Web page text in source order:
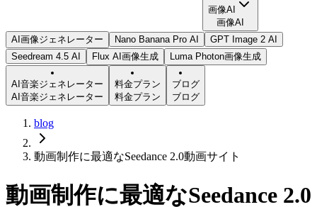
画像AI
画像AI
AI画像ジェネレーター
Nano Banana Pro AI
GPT Image 2 AI
Seedream 4.5 AI
Flux AI画像生成 Luma Photon画像生成
AI音楽ジェネレーター
AI音楽ジェネレーター
料金プラン
料金プラン
ブログ
ブログ
blog
動画制作に最適なSeedance 2.0動画サイト
動画制作に最適なSeedance 2.0